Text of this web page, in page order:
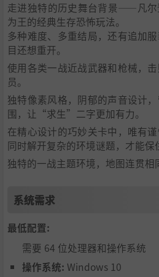
走进独特的历史舞台背景——凡尔
为王的经典生存恐怖玩法。
多种难度、多重结局，还有追加
目还想重开。
使用各类一战近战武器和枪械，
员。
独特像素风格，阴郁的声音设计
围，让“求生”二字更加有力。
在精心设计的巧妙关卡中，唯有谨
同时解开复杂的环境谜题，才能保
独特的一战主题环境，地图连贯相
系统需求
最低配置:
需要 64 位处理器和操作系统
操作系统: Windows 10